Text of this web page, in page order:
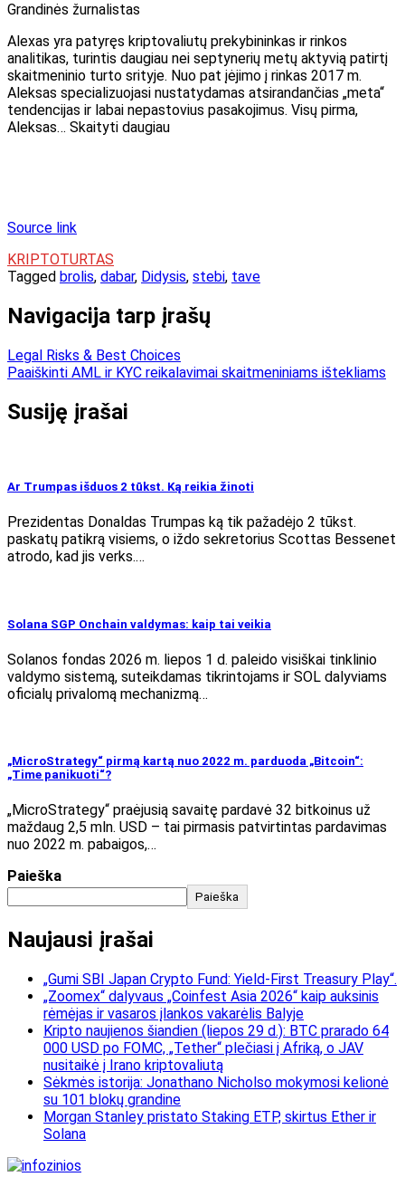
Grandinės žurnalistas
Alexas yra patyręs kriptovaliutų prekybininkas ir rinkos
analitikas, turintis daugiau nei septynerių metų aktyvią patirtį
skaitmeninio turto srityje. Nuo pat įėjimo į rinkas 2017 m.
Aleksas specializuojasi nustatydamas atsirandančias „meta“
tendencijas ir labai nepastovius pasakojimus. Visų pirma,
Aleksas… Skaityti daugiau
Source link
KRIPTOTURTAS
Tagged brolis, dabar, Didysis, stebi, tave
Navigacija tarp įrašų
Legal Risks & Best Choices
Paaiškinti AML ir KYC reikalavimai skaitmeniniams ištekliams
Susiję įrašai
Ar Trumpas išduos 2 tūkst. Ką reikia žinoti
Prezidentas Donaldas Trumpas ką tik pažadėjo 2 tūkst.
paskatų patikrą visiems, o iždo sekretorius Scottas Bessenet
atrodo, kad jis verks.…
Solana SGP Onchain valdymas: kaip tai veikia
Solanos fondas 2026 m. liepos 1 d. paleido visiškai tinklinio
valdymo sistemą, suteikdamas tikrintojams ir SOL dalyviams
oficialų privalomą mechanizmą…
„MicroStrategy“ pirmą kartą nuo 2022 m. parduoda „Bitcoin“:
„Time panikuoti“?
„MicroStrategy“ praėjusią savaitę pardavė 32 bitkoinus už
maždaug 2,5 mln. USD – tai pirmasis patvirtintas pardavimas
nuo 2022 m. pabaigos,…
Paieška
Paieška
Naujausi įrašai
„Gumi SBI Japan Crypto Fund: Yield-First Treasury Play“.
„Zoomex“ dalyvaus „Coinfest Asia 2026“ kaip auksinis
rėmėjas ir vasaros įlankos vakarėlis Balyje
Kripto naujienos šiandien (liepos 29 d.): BTC prarado 64
000 USD po FOMC, „Tether“ plečiasi į Afriką, o JAV
nusitaikė į Irano kriptovaliutą
Sėkmės istorija: Jonathano Nicholso mokymosi kelionė
su 101 blokų grandine
Morgan Stanley pristato Staking ETP, skirtus Ether ir
Solana